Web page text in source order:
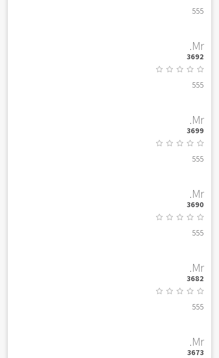
555
Mr.
3692
555
Mr.
3699
555
Mr.
3690
555
Mr.
3682
555
Mr.
3673